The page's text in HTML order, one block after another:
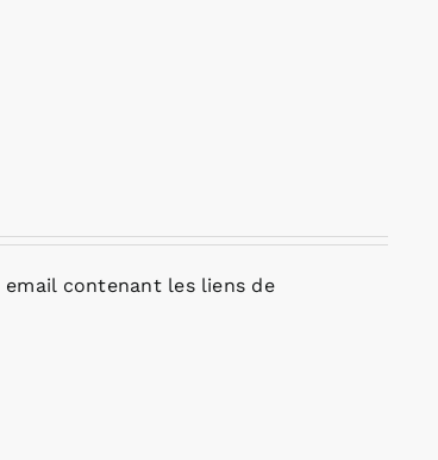
contenant les liens de